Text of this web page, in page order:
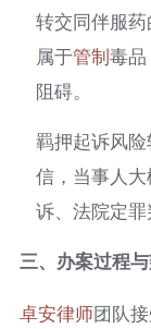
转交同伴服
属于管制毒
阻碍。
羁押起诉风
信，当事人
诉、法院定罪
三、办案过程
卓安律师团队